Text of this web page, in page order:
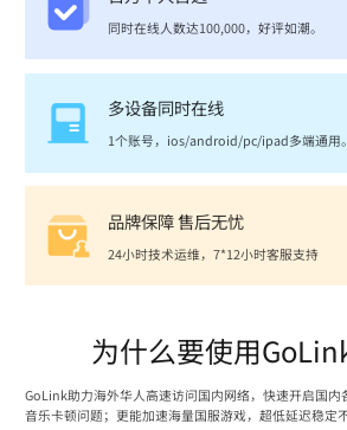
同时在线人数达100,000，好评如潮。
多设备同时在线
1个账号，ios/android/pc/ipad多端通用。
品牌保障 售后无忧
24小时技术运维，7*12小时客服支持
为什么要使用
GoLink助力海外华人高速访问国内网络，快速开启国内
音乐卡顿问题；更能加速海量国服游戏，超低延迟稳定